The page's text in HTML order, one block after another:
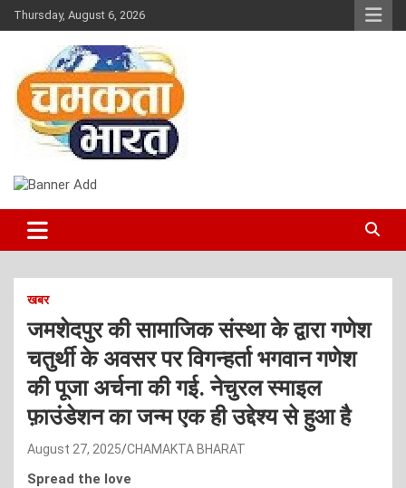
Skip
to
Thursday, August 6, 2026
CHAMAKTA BHARAT
खबर
जमशेदपुर की सामाजिक संस्था के द्वारा गणेश
चतुर्थी के अवसर पर विगन्हर्ता भगवान गणेश
की पूजा अर्चना की गई. नेचुरल स्माइल
फ़ाउंडेशन का जन्म एक ही उद्देश्य से हुआ है
August 27, 2025 CHAMAKTA BHARAT
Spread the love